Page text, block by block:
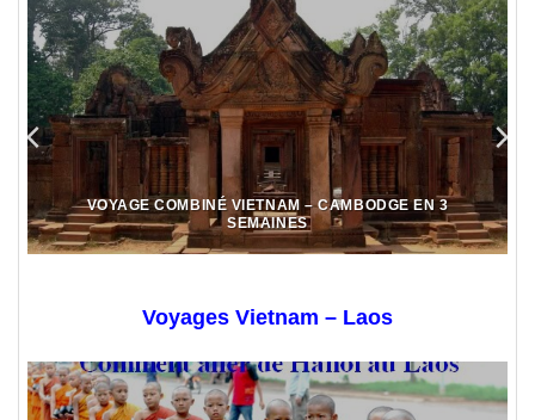
VOYAGE COMBINÉ VIETNAM – CAMBODGE EN 3
SEMAINES
Voyages Vietnam – Laos